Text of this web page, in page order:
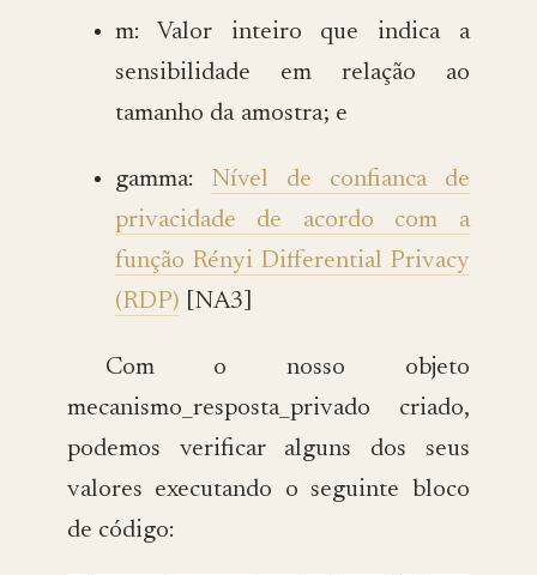
m: Valor inteiro que indica a
sensibilidade em relação ao
tamanho da amostra; e
gamma: Nível de confianca de
privacidade de acordo com a
função Rényi Differential Privacy
(RDP) [NA3]
Com o nosso objeto
mecanismo_resposta_privado criado,
podemos verificar alguns dos seus
valores executando o seguinte bloco
de código: